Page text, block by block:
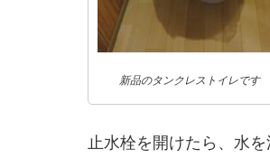
新品のタンクレストイレです
止水栓を開けたら、水